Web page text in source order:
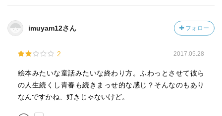
imuyam12さん フォロー
2 2017.05.28
絵本みたいな童話みたいな終わり方。ふわっとさせて彼ら
の人生続くし青春も続きまっせ的な感じ？そんなのもあり
なんですかね、好きじゃないけど。